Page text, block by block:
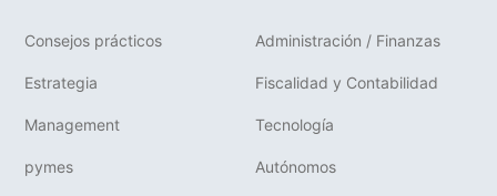
Consejos prácticos Administración / Finanzas
Estrategia Fiscalidad y Contabilidad
Management Tecnología
pymes Autónomos